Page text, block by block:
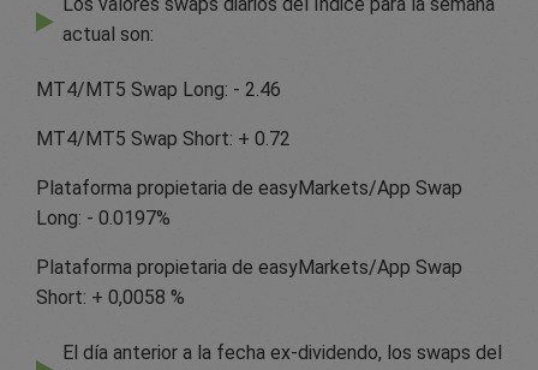
actual son:
MT4/MT5 Swap Long: - 2.46
MT4/MT5 Swap Short: + 0.72
Plataforma propietaria de easyMarkets/App Swap
Long: - 0.0197%
Plataforma propietaria de easyMarkets/App Swap
Short: + 0,0058 %
El día anterior a la fecha ex-dividendo, los swaps del